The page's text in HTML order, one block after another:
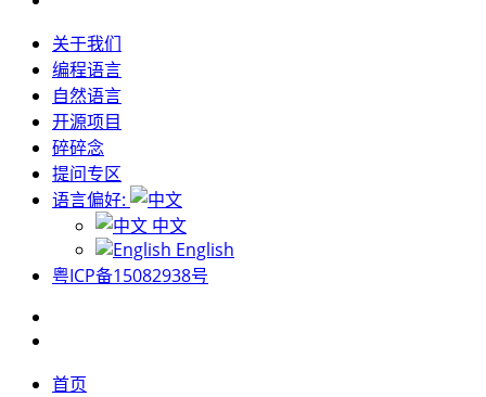
关于我们
编程语言
自然语言
开源项目
碎碎念
提问专区
语言偏好:
中文
English
粤ICP备15082938号
首页